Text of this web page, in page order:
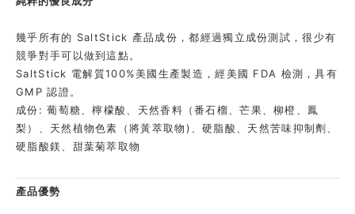
幾乎所有的 SaltStick 產品成份，都經過獨立成份測試，很少有
競爭對手可以做到這點。
SaltStick 電解質100%美國生產製造，經美國 FDA 檢測，具有
GMP 認證。
成份: 葡萄糖、檸檬酸、天然香料（番石榴、芒果、柳橙、鳳
梨）、天然植物色素（將黃萃取物)、硬脂酸、天然苦味抑制劑、
硬脂酸鎂、甜葉菊萃取物
產品優勢